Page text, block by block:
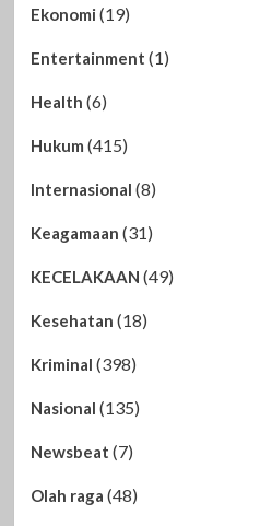
Ekonomi (19)
Entertainment (1)
Health (6)
Hukum (415)
Internasional (8)
Keagamaan (31)
KECELAKAAN (49)
Kesehatan (18)
Kriminal (398)
Nasional (135)
Newsbeat (7)
Olah raga (48)